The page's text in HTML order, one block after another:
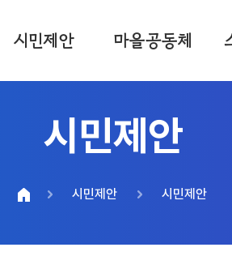
시민제안 마을공동체
시민제안
시민제안 시민제안